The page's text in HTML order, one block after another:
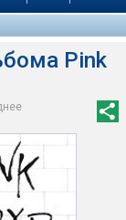
Pink